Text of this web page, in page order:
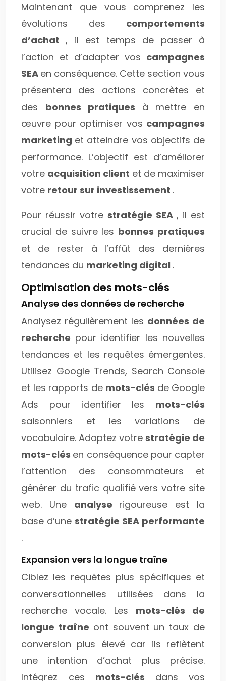
Maintenant que vous comprenez les
évolutions des comportements
d’achat, il est temps de passer à
l’action et d’adapter vos campagnes
SEA en conséquence. Cette section vous
présentera des actions concrètes et
des bonnes pratiques à mettre en
œuvre pour optimiser vos campagnes
marketing et atteindre vos objectifs de
performance. L’objectif est d’améliorer
votre acquisition client et de maximiser
votre retour sur investissement .
Pour réussir votre stratégie SEA , il est
crucial de suivre les bonnes pratiques
et de rester à l’affût des dernières
tendances du marketing digital .
Optimisation des mots-clés
Analyse des données de recherche
Analysez régulièrement les données de
recherche pour identifier les nouvelles
tendances et les requêtes émergentes.
Utilisez Google Trends, Search Console
et les rapports de mots-clés de Google
Ads pour identifier les mots-clés
saisonniers et les variations de
vocabulaire. Adaptez votre stratégie de
mots-clés en conséquence pour capter
l’attention des consommateurs et
générer du trafic qualifié vers votre site
web. Une analyse rigoureuse est la
base d’une stratégie SEA performante
.
Expansion vers la longue traîne
Ciblez les requêtes plus spécifiques et
conversationnelles utilisées dans la
recherche vocale. Les mots-clés de
longue traîne ont souvent un taux de
conversion plus élevé car ils reflètent
une intention d’achat plus précise.
Intégrez ces mots-clés dans vos